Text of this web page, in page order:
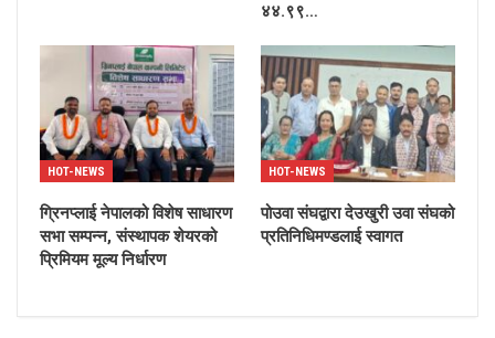
४४.९९…
HOT-NEWS
ग्रिनप्लाई नेपालको विशेष साधारण
सभा सम्पन्न, संस्थापक शेयरको
प्रिमियम मूल्य निर्धारण
HOT-NEWS
पोउवा संघद्वारा देउखुरी उवा संघको
प्रतिनिधिमण्डलाई स्वागत